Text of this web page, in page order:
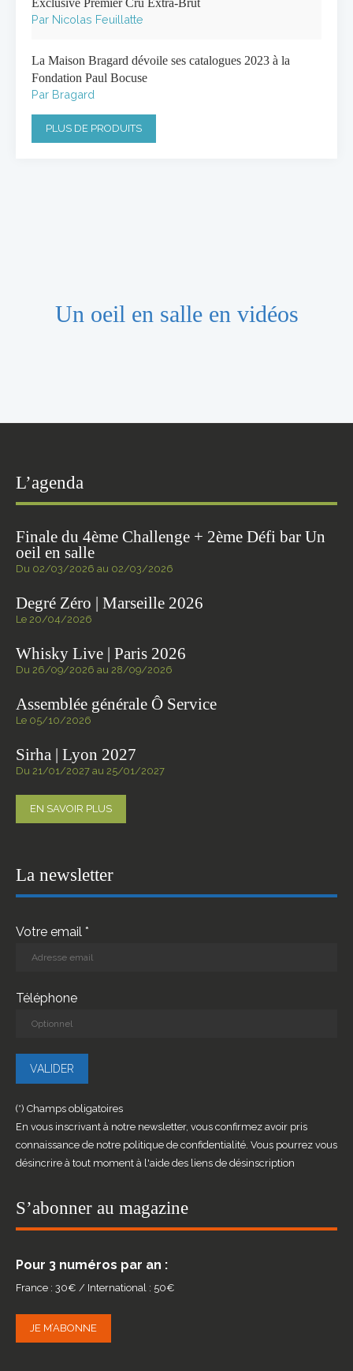
Exclusive Premier Cru Extra-Brut
Par Nicolas Feuillatte
La Maison Bragard dévoile ses catalogues 2023 à la
Fondation Paul Bocuse
Par Bragard
PLUS DE PRODUITS
Un oeil en salle en vidéos
L’agenda
Finale du 4ème Challenge + 2ème Défi bar Un
oeil en salle
Du 02/03/2026 au 02/03/2026
Degré Zéro | Marseille 2026
Le 20/04/2026
Whisky Live | Paris 2026
Du 26/09/2026 au 28/09/2026
Assemblée générale Ô Service
Le 05/10/2026
Sirha | Lyon 2027
Du 21/01/2027 au 25/01/2027
EN SAVOIR PLUS
La newsletter
Votre email *
Téléphone
(*) Champs obligatoires
En vous inscrivant à notre newsletter, vous confirmez avoir pris
connaissance de notre politique de confidentialité. Vous pourrez vous
désincrire à tout moment à l'aide des liens de désinscription
S’abonner au magazine
Pour 3 numéros par an :
France : 30€ / International : 50€
JE M’ABONNE